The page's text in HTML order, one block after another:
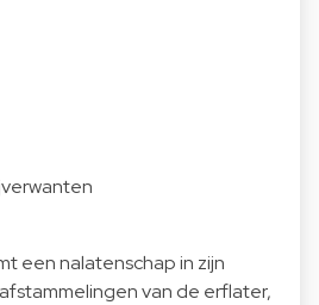
een nalatenschap in zijn
van de erflater,